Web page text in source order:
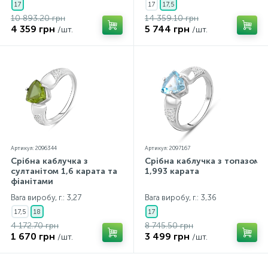
17
10 893.20 грн
4 359 грн /шт.
17 17,5
14 359.10 грн
5 744 грн /шт.
Артикул: 2096344
Срібна каблучка з
султанітом 1,6 карата та
фіанітами
Вага виробу, г.: 3,27
17,5 18
4 172.70 грн
1 670 грн /шт.
Артикул: 2097167
Срібна каблучка з топазом
1,993 карата
Вага виробу, г.: 3,36
17
8 745.50 грн
3 499 грн /шт.